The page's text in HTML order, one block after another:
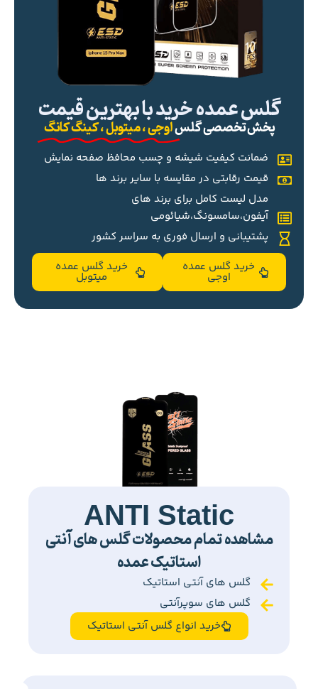
گلس عمده خرید با بهترین قیمت
پخش تخصصی گلساوجی ، میتوبل ، کینگ کانگ
ضمانت کیفیت شیشه و چسب محافظ صفحه نمایش
قیمت رقابتی در مقایسه با سایر برند ها
مدل لیست کامل برای برند های
آیفون،سامسونگ،شیائومی
پشتیبانی و ارسال فوری به سراسر کشور
خرید گلس عمده
اوجی
خرید گلس عمده
میتوبل
ANTI Static
مشاهده تمام محصولات گلس های آنتی
استاتیک عمده
گلس های آنتی استاتیک
گلس های سوپرآنتی
خرید انواع گلس آنتی استاتیک